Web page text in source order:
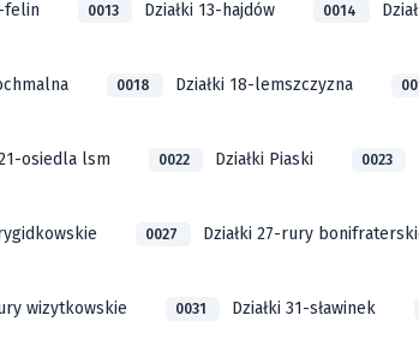
felin 0013 Działki 13-hajdów 0014
0018 Działki 18-lemszczyzna
osiedla lsm 0022 Działki Piaski 0023
0027 Działki 27-rury
wizytkowskie 0031 Działki 31-sławinek